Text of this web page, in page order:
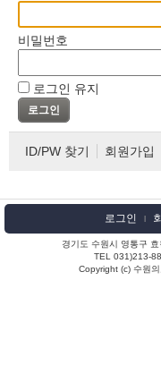
비밀번호
로그인 유지
ID/PW 찾기 회원가입
로그인 l
경기도 수원시 영통구
TEL 031)213-
Copyright (c) 수원